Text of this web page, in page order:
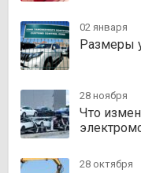
02 января
Размеры
28 ноября
Что
28 октября